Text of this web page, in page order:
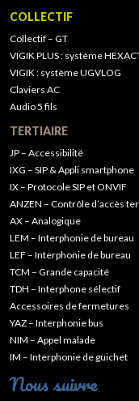
COLLECTIF
Collectif – GT
VIGIK PLUS : système
VIGIK : système UGVLOG
Claviers AC
Audio 5 fils
TERTIAIRE
JP – Accessibilité
IXG – SIP & Appli smartphone
IX – Protocole SIP et ONVIF
ANZEN – Contrôle d’accès
AX – Analogique
LEM – Interphonie de bureau
LEF – Interphonie de bureau
TCM – Grande capacité
TDH – Interphone sélectif
Accessoires de fermetures
YAZ – Interphonie bus
NIM – Appel malade
IM – Interphonie de guichet
Nous suivre